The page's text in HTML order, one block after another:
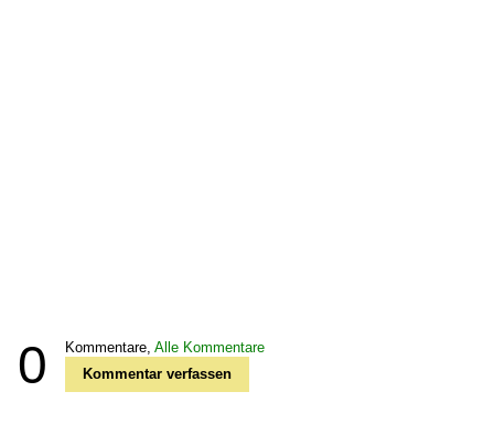
0 Kommentare, Alle Kommentare
Kommentar verfassen